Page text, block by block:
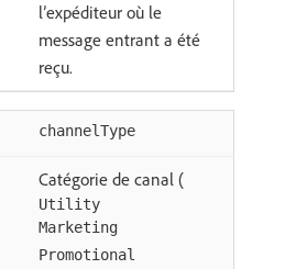
l’expéditeur où le
message entrant a été
reçu.
channelType
Catégorie de canal (
Utility
Marketing
Promotional